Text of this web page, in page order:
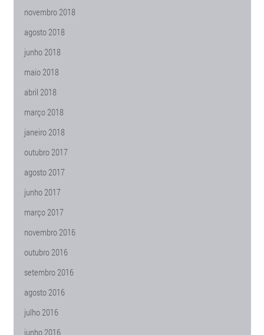
novembro 2018
agosto 2018
junho 2018
maio 2018
abril 2018
março 2018
janeiro 2018
outubro 2017
agosto 2017
junho 2017
março 2017
novembro 2016
outubro 2016
setembro 2016
agosto 2016
julho 2016
junho 2016